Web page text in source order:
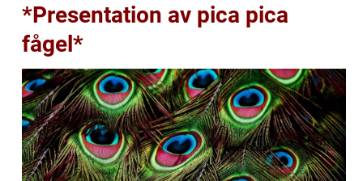
*Presentation av pica pica
fågel*